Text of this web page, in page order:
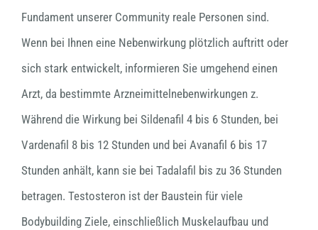
Fundament unserer Community reale Personen sind.
Wenn bei Ihnen eine Nebenwirkung plötzlich auftritt oder
sich stark entwickelt, informieren Sie umgehend einen
Arzt, da bestimmte Arzneimittelnebenwirkungen z.
Während die Wirkung bei Sildenafil 4 bis 6 Stunden, bei
Vardenafil 8 bis 12 Stunden und bei Avanafil 6 bis 17
Stunden anhält, kann sie bei Tadalafil bis zu 36 Stunden
betragen. Testosteron ist der Baustein für viele
Bodybuilding Ziele, einschließlich Muskelaufbau und